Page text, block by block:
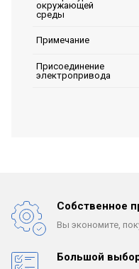
окружающей
среды
Примечание
Присоединение
электропривода
Собственное
Вы экономите,
Большой